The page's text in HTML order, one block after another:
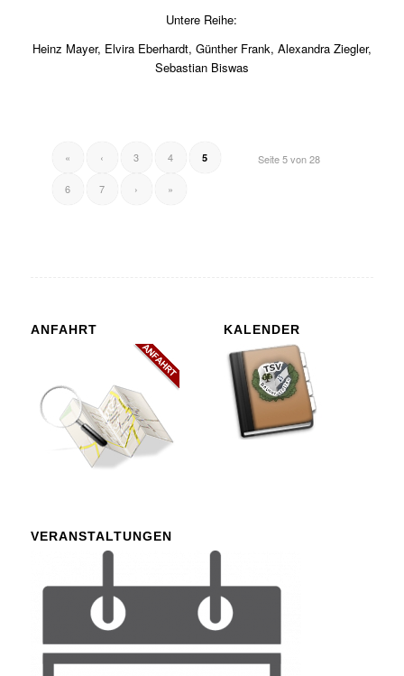
Untere Reihe:
Heinz Mayer, Elvira Eberhardt, Günther Frank, Alexandra Ziegler,
Sebastian Biswas
Seite 5 von 28
« ‹ 3 4 5
6 7 › »
ANFAHRT KALENDER
VERANSTALTUNGEN